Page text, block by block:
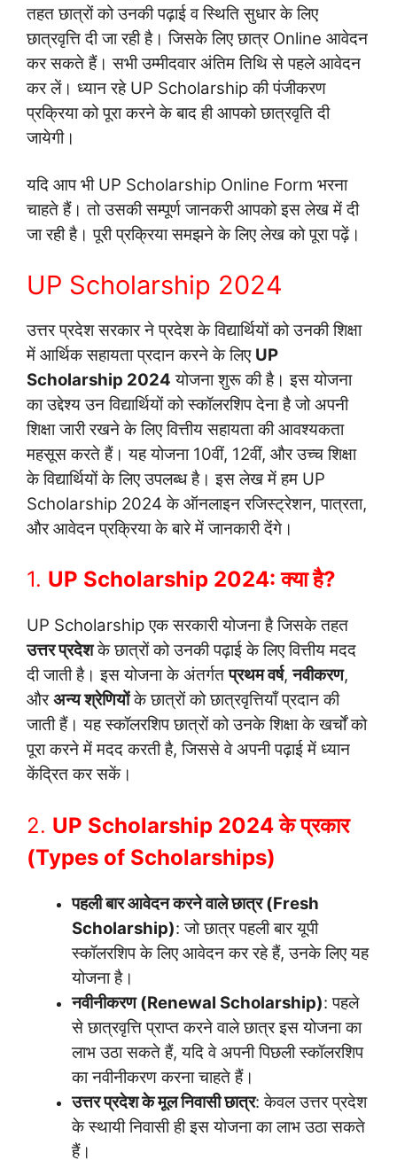
तहत छात्रों को उनकी पढ़ाई व स्थिति सुधार के लिए
छात्रवृत्ति दी जा रही है। जिसके लिए छात्र Online आवेदन
कर सकते हैं। सभी उम्मीदवार अंतिम तिथि से पहले आवेदन
कर लें। ध्यान रहे UP Scholarship की पंजीकरण
प्रक्रिया को पूरा करने के बाद ही आपको छात्रवृति दी
जायेगी।
यदि आप भी UP Scholarship Online Form भरना
चाहते हैं। तो उसकी सम्पूर्ण जानकरी आपको इस लेख में दी
जा रही है। पूरी प्रक्रिया समझने के लिए लेख को पूरा पढ़ें।
UP Scholarship 2024
उत्तर प्रदेश सरकार ने प्रदेश के विद्यार्थियों को उनकी शिक्षा
में आर्थिक सहायता प्रदान करने के लिए UP
Scholarship 2024 योजना शुरू की है। इस योजना
का उद्देश्य उन विद्यार्थियों को स्कॉलरशिप देना है जो अपनी
शिक्षा जारी रखने के लिए वित्तीय सहायता की आवश्यकता
महसूस करते हैं। यह योजना 10वीं, 12वीं, और उच्च शिक्षा
के विद्यार्थियों के लिए उपलब्ध है। इस लेख में हम UP
Scholarship 2024 के ऑनलाइन रजिस्ट्रेशन, पात्रता,
और आवेदन प्रक्रिया के बारे में जानकारी देंगे।
1. UP Scholarship 2024: क्या है?
UP Scholarship एक सरकारी योजना है जिसके तहत
उत्तर प्रदेशके छात्रों को उनकी पढ़ाई के लिए वित्तीय मदद
दी जाती है। इस योजना के अंतर्गतप्रथम वर्ष,नवीकरण,
औरअन्य श्रेणियोंके छात्रों को छात्रवृत्तियाँ प्रदान की
जाती हैं। यह स्कॉलरशिप छात्रों को उनके शिक्षा के खर्चों को
पूरा करने में मदद करती है, जिससे वे अपनी पढ़ाई में ध्यान
केंद्रित कर सकें।
2. UP Scholarship 2024 के प्रकार
(Types of Scholarships)
पहली बार आवेदन करने वाले छात्र (Fresh
Scholarship): जो छात्र पहली बार यूपी
स्कॉलरशिप के लिए आवेदन कर रहे हैं, उनके लिए यह
योजना है।
नवीनीकरण (Renewal Scholarship): पहले
से छात्रवृत्ति प्राप्त करने वाले छात्र इस योजना का
लाभ उठा सकते हैं, यदि वे अपनी पिछली स्कॉलरशिप
का नवीनीकरण करना चाहते हैं।
उत्तर प्रदेश के मूल निवासी छात्र: केवल उत्तर प्रदेश
के स्थायी निवासी ही इस योजना का लाभ उठा सकते
हैं।